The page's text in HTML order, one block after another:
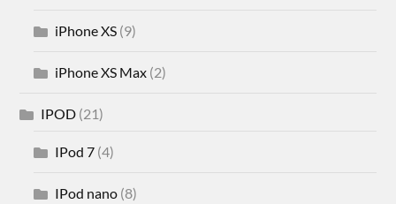
iPhone XS (9)
iPhone XS Max (2)
IPOD (21)
IPod 7 (4)
IPod nano (8)